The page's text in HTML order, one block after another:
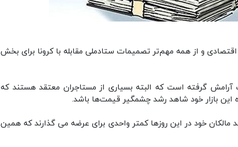
و از همه مهم‌تر تصمیمات ستادملی مقابله با کرونا برای بخش
گرفته است که البته بسیاری از مستاجران معتقد هستند که
بازار خود شاهد رشد چشمگیر قیمت‌ها باشد.
مالکان خود در این روزها کمتر واحدی برای عرضه می گذارند که همین